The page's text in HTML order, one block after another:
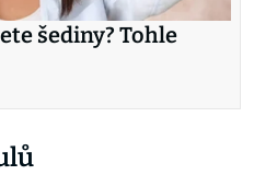
šediny? Tohle